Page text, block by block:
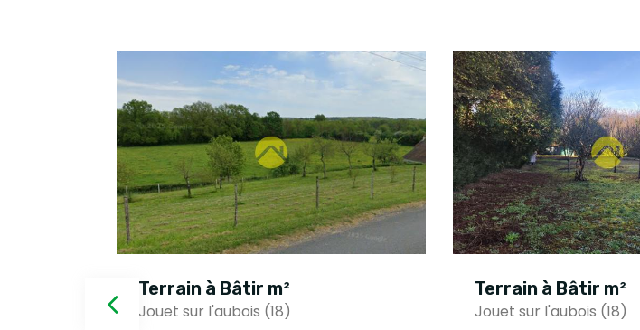
Terrain à Bâtir m²
Jouet sur l'aubois (18)
Terrain à Bâtir m²
Jouet sur l'aubois (18)